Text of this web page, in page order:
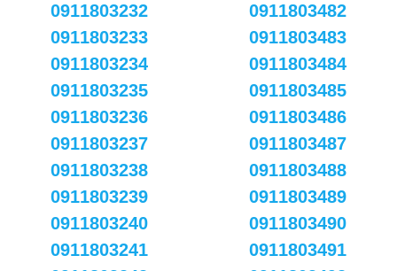
0911803232
0911803233
0911803234
0911803235
0911803236
0911803237
0911803238
0911803239
0911803240
0911803241
0911803482
0911803483
0911803484
0911803485
0911803486
0911803487
0911803488
0911803489
0911803490
0911803491